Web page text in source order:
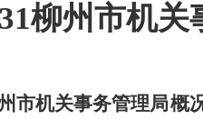
柳州市机关
市机关事务管理局概